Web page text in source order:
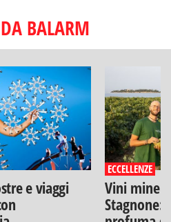
BALARM
e viaggi
ECCELLENZE
Vini
Stagnone: